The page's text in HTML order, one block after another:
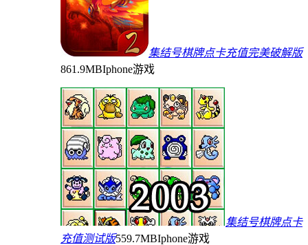
集结号棋牌点卡充值完美破解版
861.9MBIphone游戏
集结号棋牌点卡
充值测试版559.7MBIphone游戏